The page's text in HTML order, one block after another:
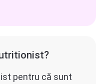
pentru că sunt